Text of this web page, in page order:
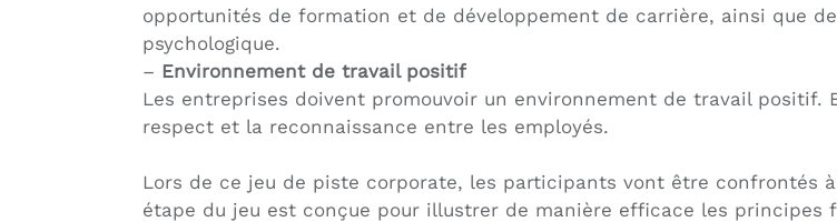
opportunités de formation et de développement de carrière, ainsi que
psychologique.
– Environnement de travail positif
Les entreprises doivent promouvoir un environnement de travail
respect et la reconnaissance entre les employés.
Lors de ce jeu de piste corporate, les participants vont être confrontés à
étape du jeu est conçue pour illustrer de manière efficace les principes